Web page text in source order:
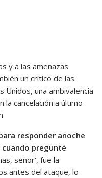
y a las amenazas
un crítico de las
una ambivalencia
cancelación a último
responder anoche
pregunté
señor’, fue la
antes del ataque, lo